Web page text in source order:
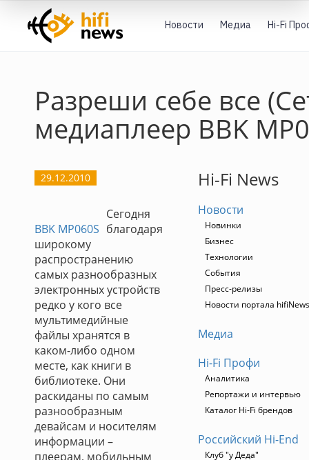
Новости Медиа Hi-Fi
Разреши себе все
медиаплеер BBK
29.12.2010
BBK MP060S
Сегодня
благодаря
широкому
распространению
самых разнообразных
электронных устройств
редко у кого все
мультимедийные
файлы хранятся в
каком-либо одном
месте, как книги в
библиотеке. Они
раскиданы по самым
разнообразным
девайсам и носителям
информации –
плеерам, мобильным
Hi-Fi News
Новости
Новинки
Бизнес
Технологии
События
Пресс-релизы
Новости портала hifiNews
Медиа
Hi-Fi Профи
Аналитика
Репортажи и интервью
Каталог Hi-Fi брендов
Российский Hi-End
Клуб "у Деда"